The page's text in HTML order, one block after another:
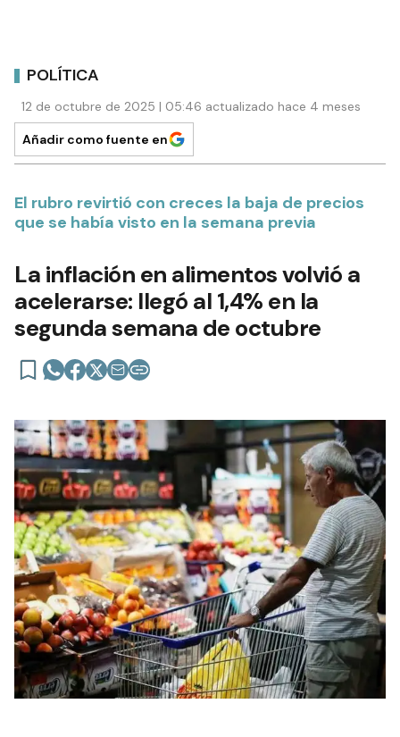
POLÍTICA
12 de octubre de 2025 | 05:46 actualizado hace 4 meses
Añadir como fuente en
El rubro revirtió con creces la baja de precios
que se había visto en la semana previa
La inflación en alimentos volvió a
acelerarse: llegó al 1,4% en la
segunda semana de octubre